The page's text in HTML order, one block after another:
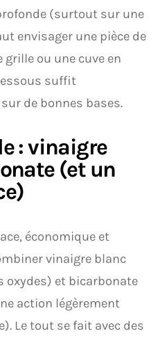
(surtout sur une
envisager une pièce de
ou une cuve en
suffit
de bonnes bases.
: vinaigre
(et un
économique et
vinaigre blanc
oxydes) et bicarbonate
action légèrement
Le tout se fait avec des